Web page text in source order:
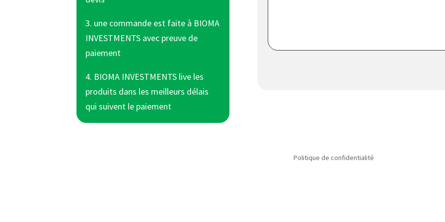
3. une commande est faite à BIOMA
INVESTMENTS avec preuve de
paiement
4. BIOMA INVESTMENTS live les
produits dans les meilleurs délais
qui suivent le paiement
Politique de confidentialité